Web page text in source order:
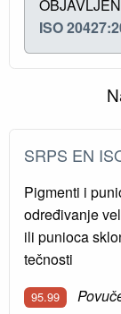
OBJAVLJEN
ISO
SRPS EN
Pigmenti i
određivanje
ili punioca
tečnosti
95.99